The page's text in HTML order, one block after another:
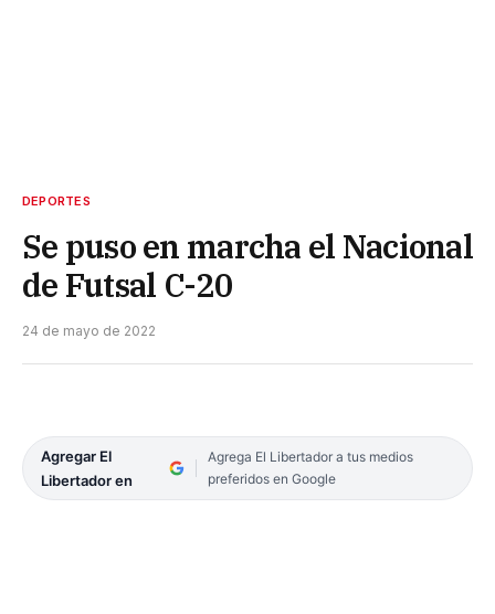
DEPORTES
Se puso en marcha el Nacional
de Futsal C-20
24 de mayo de 2022
Agregar El
Libertador en
Agrega El Libertador a tus medios
preferidos en Google